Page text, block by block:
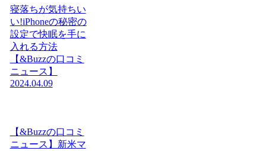
寝落ちが気持ちい
い!iPhoneの秘密の
設定で快眠を手に
入れる方法
【&Buzzの口コミ
ニュース】
2024.04.09
【&Buzzの口コミ
ニュース】新米マ